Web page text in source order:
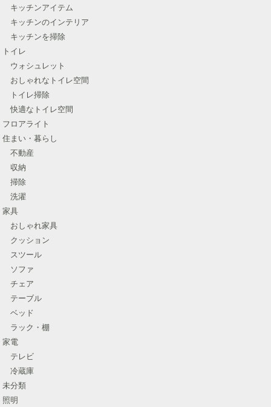
キッチンアイテム
キッチンのインテリア
キッチンを掃除
トイレ
ウォシュレット
おしゃれなトイレ空間
トイレ掃除
快適なトイレ空間
フロアライト
住まい・暮らし
不動産
収納
掃除
洗濯
家具
おしゃれ家具
クッション
スツール
ソファ
チェア
テーブル
ベッド
ラック・棚
家電
テレビ
冷蔵庫
未分類
照明